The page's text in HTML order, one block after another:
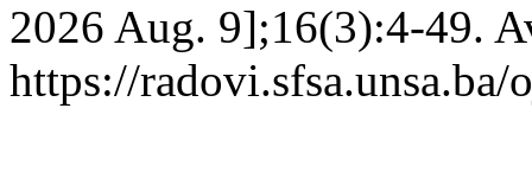
2026 Aug. 9];16(3):4-49.
https://